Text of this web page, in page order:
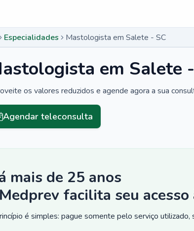
Especialidades Mastologista em Salete - SC
em Salete
os valores reduzidos e agende agora a sua
Agendar teleconsulta
mais de 25 anos
facilita seu acesso
é simples: pague somente pelo serviço utilizado,